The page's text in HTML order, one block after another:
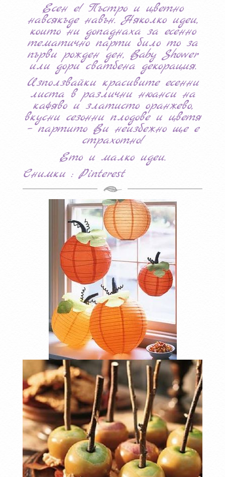
Есен е! Пъстро и цветно
навсякъде навън. Няколко идеи,
които ни допаднаха за есенно
тематично парти било то за
първи рожден ден, Baby Shower
или дори сватбена декорация.
Използвайки красивите есенни
листа в различни нюанси на
кафяво и златисто оранжево,
вкусни сезонни плодове и цветя
– партито Ви неизбежно ще е
страхотно!
Ето и малко идеи.
Снимки : Pinterest